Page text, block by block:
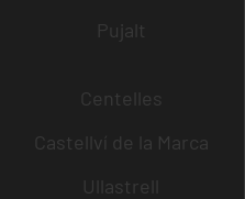
Pujalt
Centelles
Castellví de la Marca
Ullastrell